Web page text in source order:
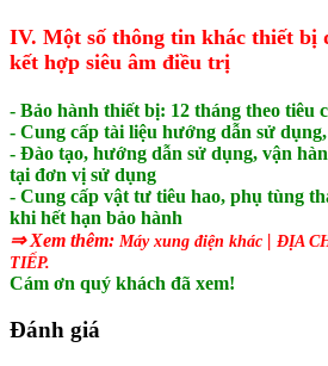
IV. Một số thông tin khác thiết bị
kết hợp siêu âm điều trị
- Bảo hành thiết bị: 12 tháng theo tiêu
- Cung cấp tài liệu hướng dẫn sử
- Đào tạo, hướng dẫn sử dụng, vận
tại đơn vị sử dụng
- Cung cấp vật tư tiêu hao, phụ tùng
khi hết hạn bảo hành
⇒ Xem thêm: Máy xung điện khác | ĐỊA
TIẾP.
Cám ơn quý khách đã xem!
Đánh giá